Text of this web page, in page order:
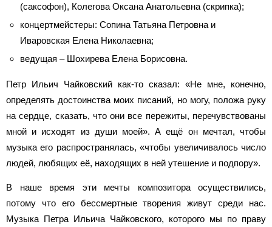
(саксофон), Колегова Оксана Анатольевна (скрипка);
концертмейстеры: Сопина Татьяна Петровна и
Иваровская Елена Николаевна;
ведущая – Шохирева Елена Борисовна.
Петр Ильич Чайковский как-то сказал: «Не мне, конечно,
определять достоинства моих писаний, но могу, положа руку
на сердце, сказать, что они все пережиты, перечувствованы
мной и исходят из души моей». А ещё он мечтал, чтобы
музыка его распространялась, «чтобы увеличивалось число
людей, любящих её, находящих в ней утешение и подпору».
В наше время эти мечты композитора осуществились,
потому что его бессмертные творения живут среди нас.
Музыка Петра Ильича Чайковского, которого мы по праву